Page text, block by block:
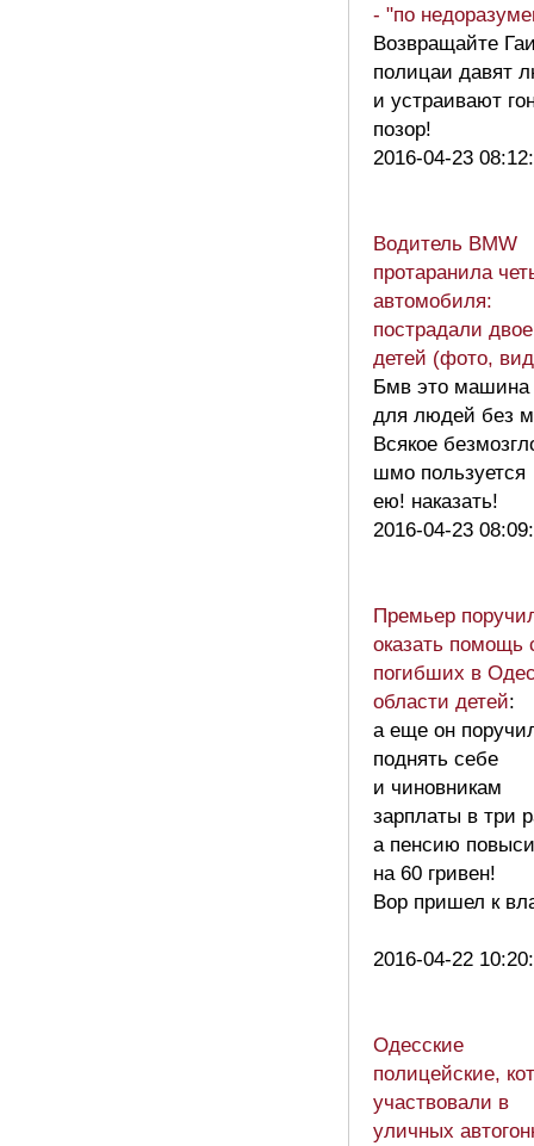
- "по
Возвращайте
полицаи давят
и устраивают
позор!
2016-04-23
Водитель BMW
протаранила
автомобиля:
пострадали двое
детей (фото,
Бмв это машина
для людей без
Всякое
шмо пользуется
ею! наказать!
2016-04-23
Премьер
оказать помощь
погибших в
области детей:
а еще он
поднять себе
и чиновникам
зарплаты в три
а пенсию
на 60 гривен!
Вор пришел к
2016-04-22
Одесские
полицейские,
участвовали в
уличных